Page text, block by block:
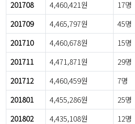
201708
4,460,421원 17명
201709
4,465,797원 45명
201710
4,460,678원 15명
201711
4,471,871원 29명
201712
4,460,459원 7명
201801
4,455,286원 25명
201802
4,435,108원 12명